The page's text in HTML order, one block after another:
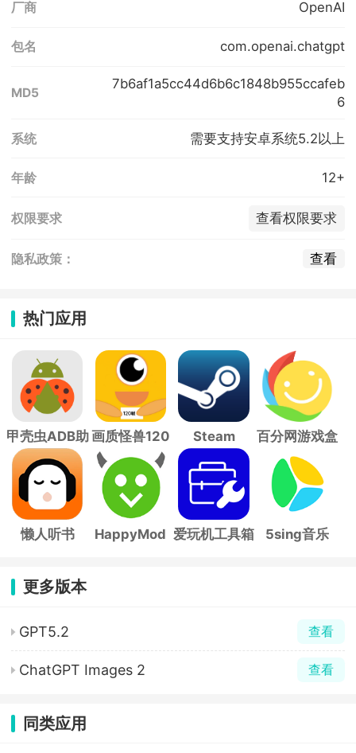
厂商 OpenAI
包名 com.openai.chatgpt
MD5
7b6af1a5cc44d6b6c1848b955ccafeb
6
系统 需要支持安卓系统5.2以上
年龄 12+
权限要求 查看权限要求
隐私政策： 查看
热门应用
甲壳虫ADB助
手
画质怪兽120
帧
Steam
百分网游戏盒
子
懒人听书 HappyMod 爱玩机工具箱 5sing音乐
更多版本
GPT5.2 查看
ChatGPT Images 2 查看
同类应用